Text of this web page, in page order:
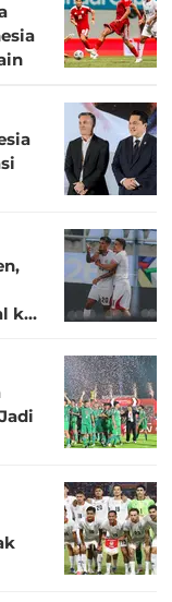
ke